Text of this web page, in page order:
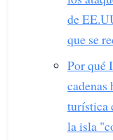
de
que se
Por qué
cadenas
turística
la isla